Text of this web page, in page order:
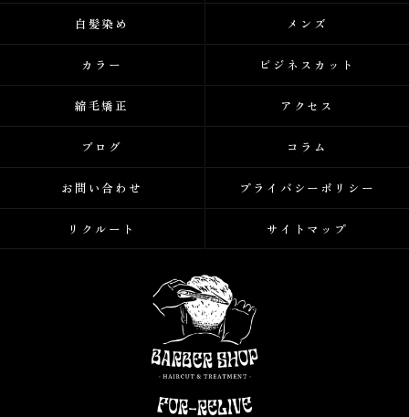
白髪染め メンズ
カラー ビジネスカット
縮毛矯正 アクセス
ブログ コラム
お問い合わせ プライバシーポリシー
リクルート サイトマップ